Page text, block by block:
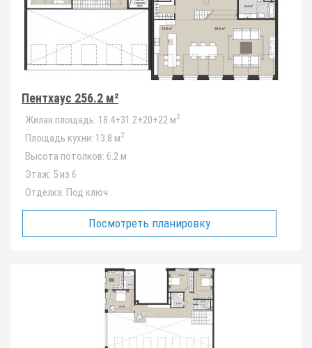
Пентхаус 256.2 м²
Жилая площадь: 18.4+31.2+20+22 м2
Площадь кухни: 13.8 м2
Высота потолков: 6.2 м
Этаж: 5 из 6
Отделка: Под ключ
Посмотреть планировку